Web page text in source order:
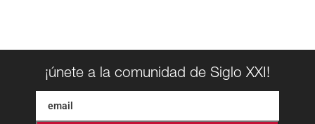
¡únete a la comunidad de Siglo XXI!